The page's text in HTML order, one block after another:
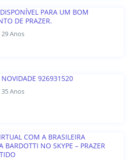
PARA UM BOM
DE PRAZER.
Anos
NOVIDADE 926931520
Anos
COM A BRASILEIRA
BARDOTTI NO SKYPE – PRAZER